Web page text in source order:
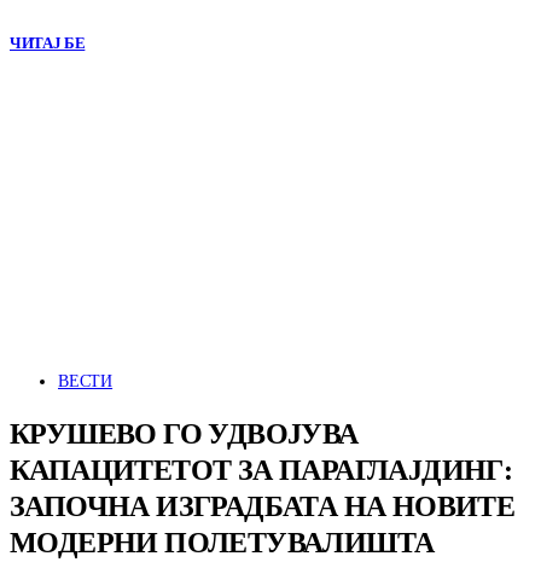
ЧИТАЈ БЕ
ВЕСТИ
КРУШЕВО ГО УДВОЈУВА
КАПАЦИТЕТОТ ЗА ПАРАГЛАЈДИНГ:
ЗАПОЧНА ИЗГРАДБАТА НА НОВИТЕ
МОДЕРНИ ПОЛЕТУВАЛИШТА